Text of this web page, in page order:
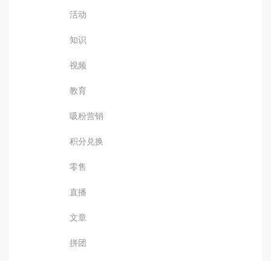
活动
知识
视频
教育
吸粉营销
积分兑换
零售
直播
文章
拼团